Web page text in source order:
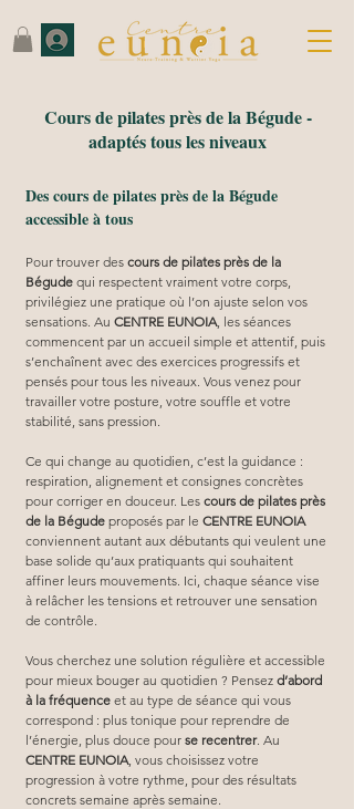
Cours de pilates près de la Bégude -
adaptés tous les niveaux
Des cours de pilates près de la Bégude
accessible à tous
Pour trouver des cours de pilates près de la
Bégude qui respectent vraiment votre corps,
privilégiez une pratique où l’on ajuste selon vos
sensations. Au CENTRE EUNOIA, les séances
commencent par un accueil simple et attentif, puis
s’enchaînent avec des exercices progressifs et
pensés pour tous les niveaux. Vous venez pour
travailler votre posture, votre souffle et votre
stabilité, sans pression.
Ce qui change au quotidien, c’est la guidance :
respiration, alignement et consignes concrètes
pour corriger en douceur. Les cours de pilates près
de la Bégude proposés par le CENTRE EUNOIA
conviennent autant aux débutants qui veulent une
base solide qu’aux pratiquants qui souhaitent
affiner leurs mouvements. Ici, chaque séance vise
à relâcher les tensions et retrouver une sensation
de contrôle.
Vous cherchez une solution régulière et accessible
pour mieux bouger au quotidien ? Pensez d’abord
à la fréquence et au type de séance qui vous
correspond : plus tonique pour reprendre de
l’énergie, plus douce pour se recentrer. Au
CENTRE EUNOIA, vous choisissez votre
progression à votre rythme, pour des résultats
concrets semaine après semaine.